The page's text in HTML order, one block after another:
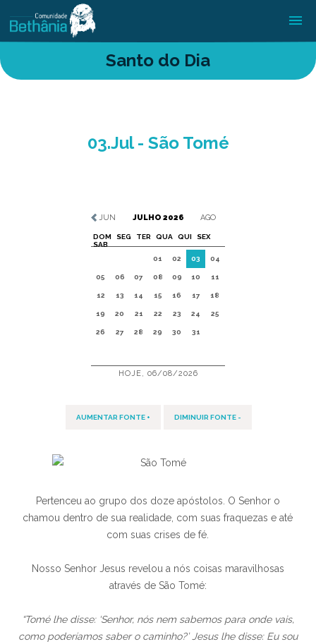
Santo do Dia
03.Jul - São Tomé
JUN JULHO 2026 AGO
DOM SEG TER QUA QUI
SEX
SAB
01
02 03 04
05 06 07 08 09 10 11
12 13 14 15 16 17 18
19 20 21 22 23 24 25
26 27 28 29 30 31
HOJE, 06/08/2026
AUMENTAR FONTE + DIMINUIR FONTE -
Pertenceu ao grupo dos doze apóstolos. O Senhor o
chamou dentro de sua realidade, com suas fraquezas e até
com suas crises de fé.
Nosso Senhor Jesus revelou a nós coisas maravilhosas
através de São Tomé:
“Tomé lhe disse: ‘Senhor, nós nem sabemos para onde vais,
como poderíamos saber o caminho?’ Jesus lhe disse: Eu sou